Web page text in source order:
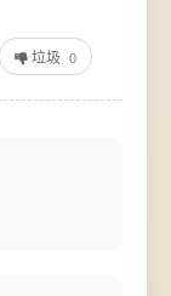
垃圾 0